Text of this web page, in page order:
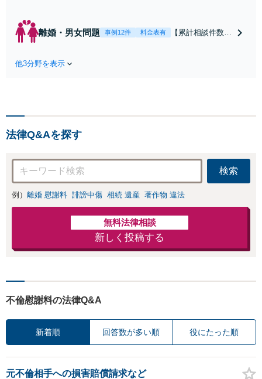
のトラブル・会社内のト
ラブルなど、事後の解決
離婚・男女問題 事例12件 料金表有
【累計相談件数20
様の話を丁寧にう
を正確に読み取り
ます。【東京都在
住以外の方も対
応】
他3分野を表示
法律Q&Aを探す
検索
例） 離婚 慰謝料 誹謗中傷 相続 遺産 著作物 違法
無料法律相談
新しく投稿する
不倫慰謝料の法律Q&A
新着順 回答数が多い順 役にたった順
元不倫相手への損害賠償請求など